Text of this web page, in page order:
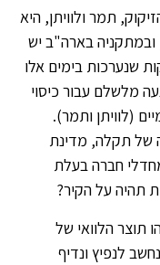
תמר ולוויתן, היא
בארה"ב יש
שנערכות בימים אלו
מלשלם עבור כיסוי
(לוויתן ותמר).
של תקלה, מדינת
חברה בעלת
תהיה על הקיר?
תוצר הלוואי של
לנפיץ ונדיף